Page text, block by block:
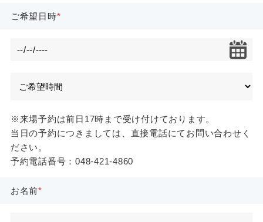
ご希望日時
※来場予約は前日17時まで受け付けております。
当日の予約につきましては、直接電話にてお問い合わせく
ださい。
予約電話番号：048-421-4860
お名前